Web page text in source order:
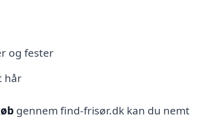
og fester
hår
gennem find-frisør.dk kan du nemt